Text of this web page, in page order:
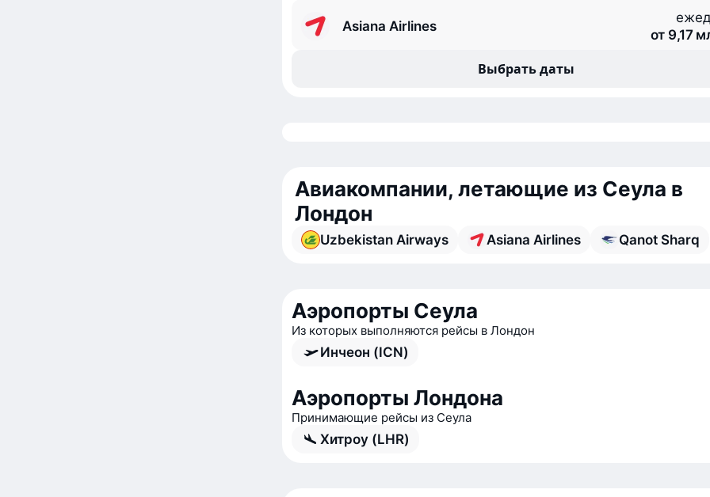
Asiana Airlines
от 9,17
Выбрать даты
Авиакомпании, летающие из Сеула в
Лондон
Uzbekistan Airways Asiana Airlines Qanot Sharq
Аэропорты Сеула
Из которых выполняются рейсы в Лондон
Инчеон (ICN)
Аэропорты Лондона
Принимающие рейсы из Сеула
Хитроу (LHR)